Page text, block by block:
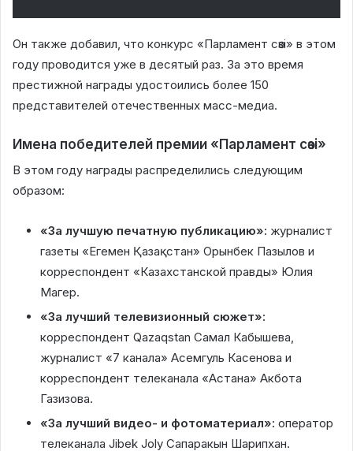
Он также добавил, что конкурс «Парламент сөзі» в этом
году проводится уже в десятый раз. За это время
престижной награды удостоились более 150
представителей отечественных масс-медиа.
Имена победителей премии «Парламент сөзі»
В этом году награды распределились следующим
образом:
«За лучшую печатную публикацию»: журналист
газеты «Егемен Қазақстан» Орынбек Пазылов и
корреспондент «Казахстанской правды» Юлия
Магер.
«За лучший телевизионный сюжет»:
корреспондент Qazaqstan Самал Кабышева,
журналист «7 канала» Асемгуль Касенова и
корреспондент телеканала «Астана» Акбота
Газизова.
«За лучший видео- и фотоматериал»: оператор
телеканала Jibek Joly Сапаракын Шарипхан.